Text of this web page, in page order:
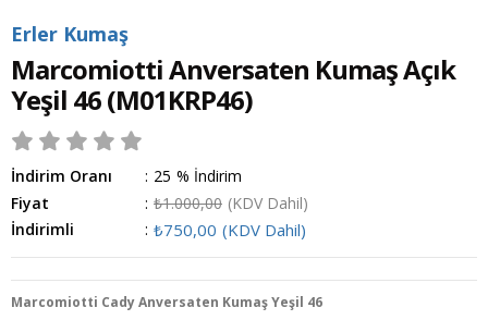
Erler Kumaş
Marcomiotti Anversaten Kumaş Açık
Yeşil 46(M01KRP46)
İndirim Oranı : %
25
İndirim
Fiyat
: ₺1.000,00 (KDV Dahil)
İndirimli
: ₺750,00 (KDV Dahil)
Marcomiotti Cady Anversaten Kumaş Yeşil 46